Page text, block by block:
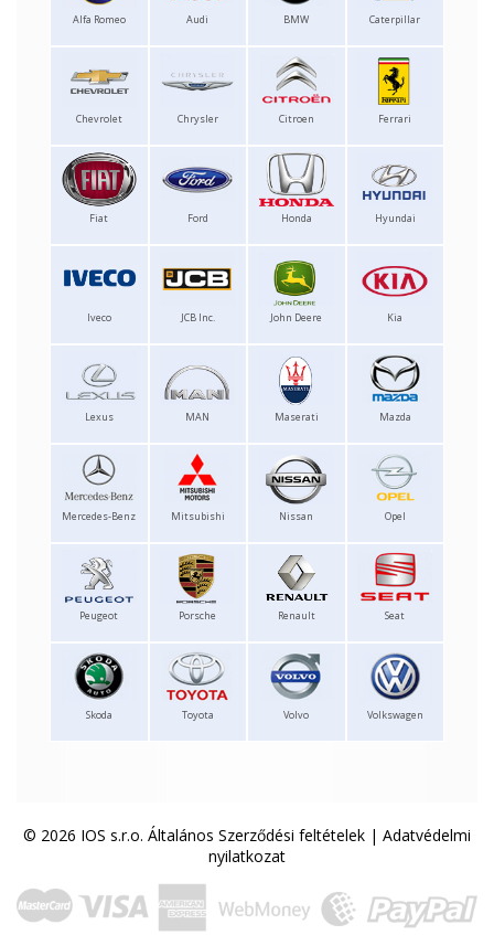
Alfa Romeo Audi BMW Caterpillar
Chevrolet Chrysler Citroen Ferrari
Fiat Ford Honda Hyundai
Iveco JCB Inc. John Deere Kia
Lexus MAN Maserati Mazda
Mercedes-Benz Mitsubishi Nissan Opel
Peugeot Porsche Renault Seat
Skoda Toyota Volvo Volkswagen
© 2026 IOS s.r.o. Általános Szerződési feltételek | Adatvédelmi
nyilatkozat